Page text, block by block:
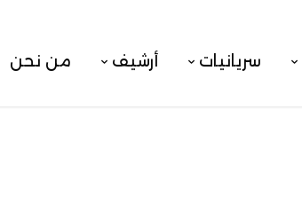
سريانيات أرشيف من نحن